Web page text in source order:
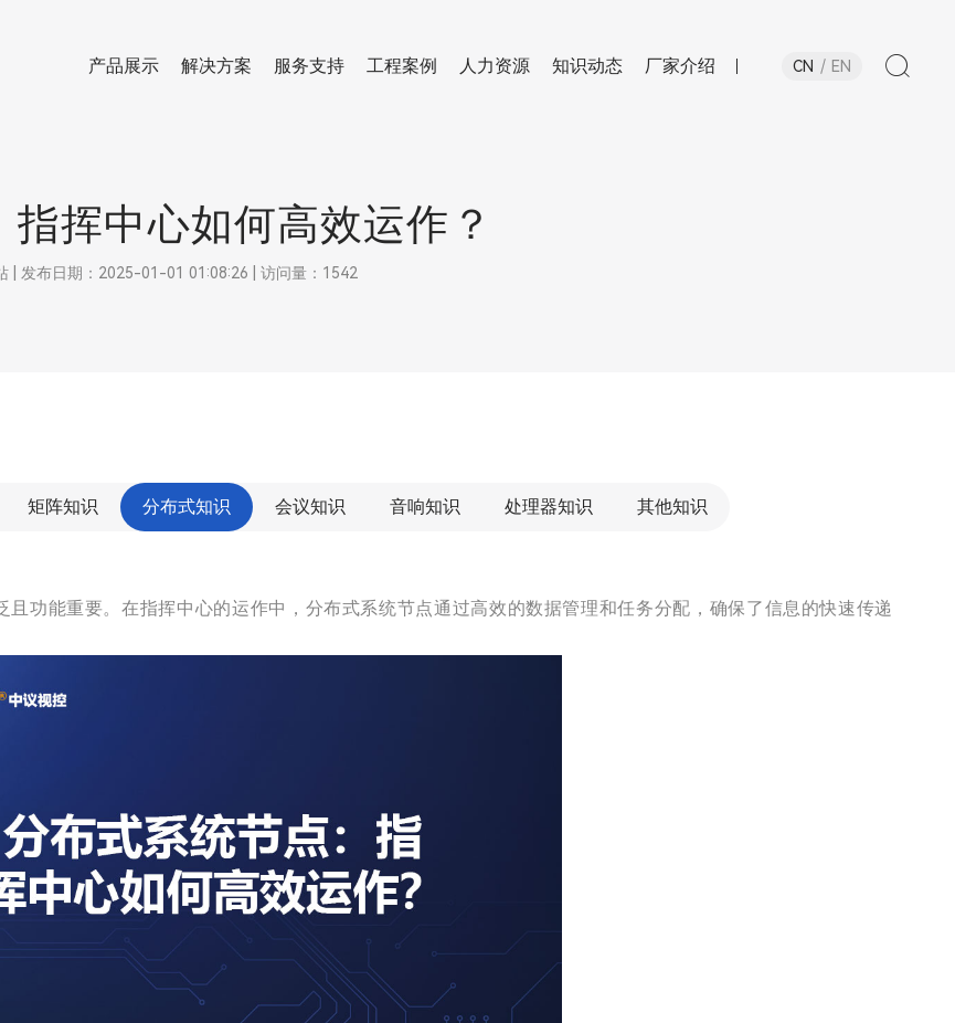
产品展示 解决方案 服务支持 工程案例 人力资源 知识动态 厂家介绍 CN EN
挥中心如何高效运作？
| 发布日期：2025-01-01 01:08:26 | 访问量：1542
矩阵知识 分布式知识 会议知识 音响知识 处理器知识 其他知识
功能重要。在指挥中心的运作中，分布式系统节点通过高效的数据管理和任务分配，确保了信息的快速传递